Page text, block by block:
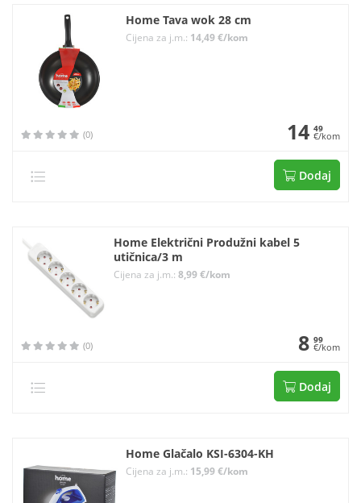
Home Tava wok 28 cm
Cijena za j.m.: 14,49 €/kom
(0) 14 49
€/kom
Dodaj
Home Električni Produžni kabel 5
utičnica/3 m
Cijena za j.m.:8,99 €/kom
(0) 8 99
€/kom
Dodaj
Home Glačalo KSI-6304-KH
Cijena za j.m.: 15,99 €/kom